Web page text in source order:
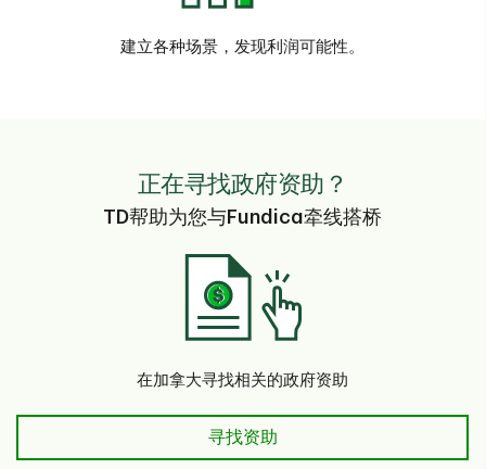
建立各种场景，发现利润可能性。
正在寻找政府资助？
TD帮助为您与Fundica牵线搭桥
在加拿大寻找相关的政府资助
寻找资助